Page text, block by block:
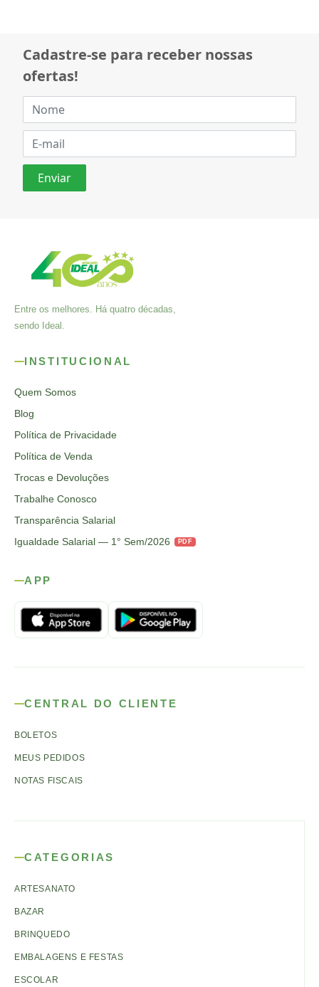
Cadastre-se para receber nossas
ofertas!
Entre os melhores. Há quatro décadas,
sendo Ideal.
INSTITUCIONAL
Quem Somos
Blog
Política de Privacidade
Política de Venda
Trocas e Devoluções
Trabalhe Conosco
Transparência Salarial
Igualdade Salarial — 1° Sem/2026
PDF
APP
CENTRAL DO CLIENTE
BOLETOS
MEUS PEDIDOS
NOTAS FISCAIS
CATEGORIAS
ARTESANATO
BAZAR
BRINQUEDO
EMBALAGENS E FESTAS
ESCOLAR